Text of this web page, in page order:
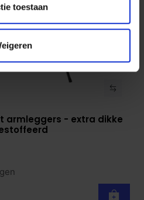
toestaan
armleggers - extra dikke